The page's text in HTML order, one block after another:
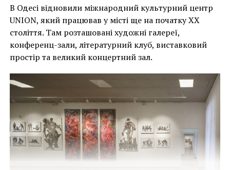
Хулігани, які намагалися зафарбувати мурал, злодії,
які відколювали зафарбовані фрагменти, щоб
продати їх у Facebook, тріщини в стіні та члени
окружної ради – це лише деякі з неприємностей, з
якими довелося зіткнутися Куттсам. Після крадіжки
їм довелося за власний кошт найняти охоронця,
який би наглядав за муралом вночі.
Єдиний вихід, кажуть Куттси, – це зняти 22-тонну
фреску, а для цього за останній місяць довелося
“зміцнити її 12 шарами смоли, скловолокна і
п’ятьма тоннами сталі, а також використовувати 40-
футовий кран, щоб забрати її”.
Хант Слонем “Thunderbunny”, 2022
Слонем, зі свого боку, вперше почув про акт
В Одесі відновили міжнародний культурний центр
UNION, який працював у місті ще на початку XX
століття. Там розташовані художні галереї,
конференц-зали, літературний клуб, виставковий
простір та великий концертний зал.